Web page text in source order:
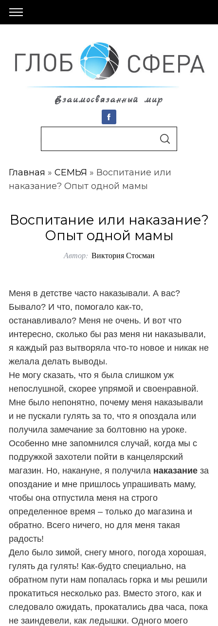
Взаимосвязанный мир
r
c
f
S
C
H
Главная » СЕМЬЯ » Воспитание или
наказание? Опыт одной мамы
Воспитание или наказание?
Опыт одной мамы
Автор: Виктория Стосман
Меня в детстве часто наказывали. А вас?
Бывало? И что, помогало как-то,
останавливало? Меня не очень. И вот что
интересно, сколько бы раз меня ни наказывали,
я каждый раз вытворяла что-то новое и никак не
желала делать выводы.
Не могу сказать, что я была слишком уж
непослушной, скорее упрямой и своенравной.
Мне было непонятно, почему меня наказывали
и не пускали гулять за то, что я опоздала или
получила замечание за болтовню на уроке.
Особенно мне запомнился случай, когда мы с
подружкой захотели пойти в канцелярский
магазин. Но, накануне, я получила наказаниеза
опоздание и мне пришлось упрашивать маму,
чтобы она отпустила меня на строго
определенное время – только до магазина и
обратно. Всего ничего, но для меня такая
радость!
Дело было зимой, снегу много, погода хорошая,
гулять да гулять! Как-будто специально, на
обратном пути нам попалась горка и мы решили
прокатиться несколько раз. Вместо этого, как и
следовало ожидать, прокатались два часа, пока
не заиндевели, как ледышки. Одного моего